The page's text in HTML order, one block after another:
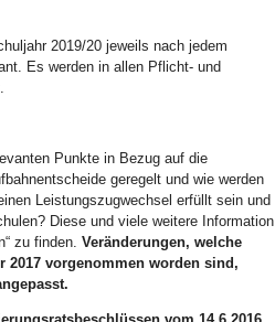
2019/20 jeweils nach jedem
Es werden in allen Pflicht- und
Punkte in Bezug auf die
geregelt und wie werden
Leistungszugwechsel erfüllt sein und
Diese und viele weitere Information
zu finden.Veränderungen, welche
2017 vorgenommen worden sind,